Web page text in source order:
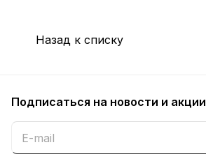
Назад к списку
Подписаться на новости и акции